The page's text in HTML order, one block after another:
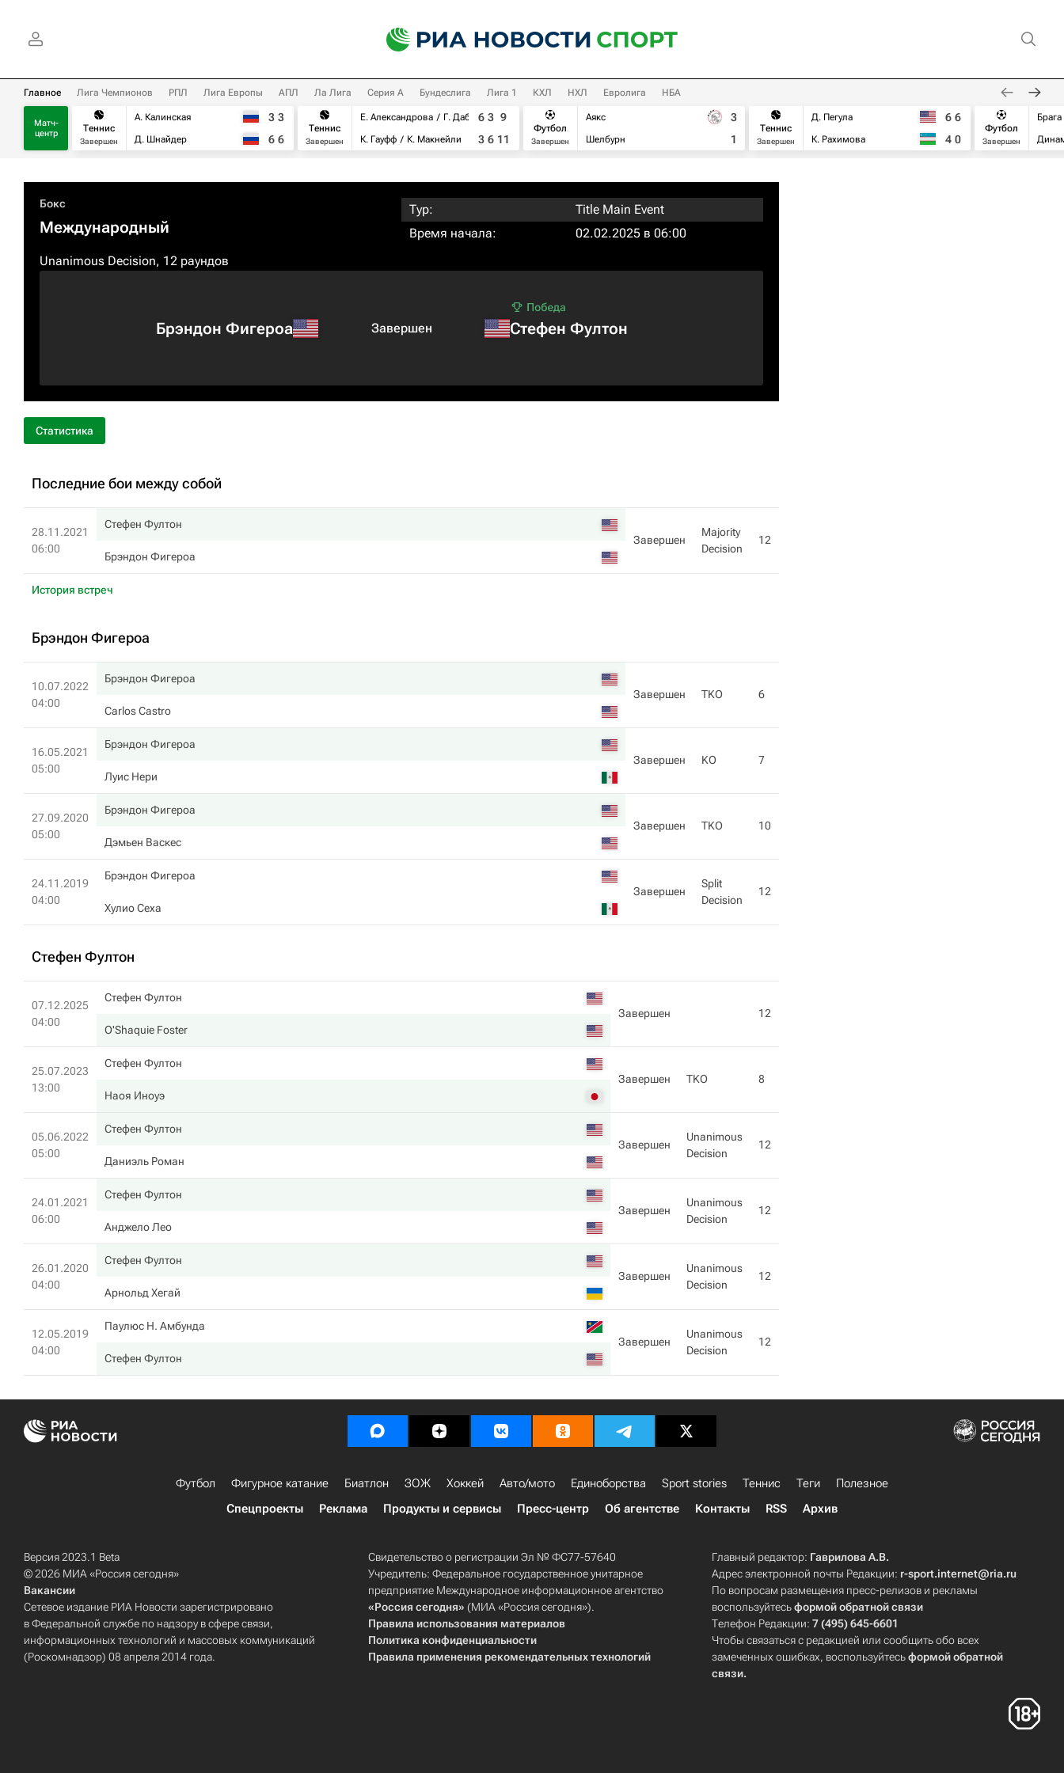
Главное Лига Чемпионов РПЛ Лига Европы АПЛ Ла Лига Серия А Бундеслига Лига 1 КХЛ НХЛ Евролига НБА
Матч-
центр
Теннис
Завершен
А. Калинская
Д. Шнайдер
3 3
6 6
Теннис
Завершен
Е. Александрова
Г. Дабровски
К. Гауфф
К. Макнейли
6 3 9
3 6 11
Футбол
Завершен
Аякс
Шелбурн
3
1
Теннис
Завершен
Д. Пегула
К. Рахимова
6 6
4 0
Футбол
Завершен
Брага
Бокс
Международный
Unanimous Decision, 12 раундов
Тур:
Title Main Event
Время начала:
02.02.2025 в 06:00
Брэндон Фигероа Завершен Стефен Фултон
Статистика
Последние бои между собой
28.11.2021
06:00
Стефен Фултон
Завершен
Majority
Decision
12
Брэндон Фигероа
История встреч
Брэндон Фигероа
10.07.2022
04:00
Брэндон Фигероа
Завершен
TKO
6
Carlos Castro
16.05.2021
05:00
Брэндон Фигероа
Завершен
KO
7
Луис Нери
27.09.2020
05:00
Брэндон Фигероа
Завершен
TKO
10
Дэмьен Васкес
24.11.2019
04:00
Брэндон Фигероа
Завершен
Split
Decision
12
Хулио Сеха
Стефен Фултон
07.12.2025
04:00
Стефен Фултон
Завершен
12
O'Shaquie Foster
25.07.2023
13:00
Стефен Фултон
Завершен
TKO
8
Наоя Иноуэ
05.06.2022
05:00
Стефен Фултон
Завершен
Unanimous
Decision
12
Даниэль Роман
24.01.2021
06:00
Стефен Фултон
Завершен
Unanimous
Decision
12
Анджело Лео
26.01.2020
04:00
Стефен Фултон
Завершен
Unanimous
Decision
12
Арнольд Хегай
12.05.2019
04:00
Паулюс Н. Амбунда
Завершен
Unanimous
Decision
12
Стефен Фултон
Футбол Фигурное катание Биатлон ЗОЖ Хоккей Авто/мото Единоборства Sport stories Теннис Теги
Полезное
Спецпроекты
Реклама Продукты и сервисы Пресс-центр Об агентстве Контакты RSS Архив
Версия 2023.1 Beta
© 2026 МИА «Россия сегодня»
Вакансии
Сетевое издание РИА Новости зарегистрировано
в Федеральной службе по надзору в сфере связи,
информационных технологий и массовых коммуникаций
(Роскомнадзор) 08 апреля 2014 года.
Свидетельство о регистрации Эл № ФС77-57640
Учредитель: Федеральное государственное унитарное
предприятие Международное информационное агентство
«Россия сегодня» (МИА «Россия сегодня»).
Правила использования материалов
Политика конфиденциальности
Правила применения рекомендательных технологий
Главный редактор: Гаврилова А.В.
Адрес электронной почты Редакции: r-sport.internet@ria.ru
По вопросам размещения пресс-релизов и рекламы
воспользуйтесьформой обратной связи
Телефон Редакции:7 (495) 645-6601
Чтобы связаться с редакцией или сообщить обо всех
замеченных ошибках, воспользуйтесьформой обратной
связи.